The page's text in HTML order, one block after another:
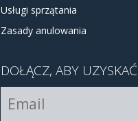
Usługi sprzątania
Zasady anulowania
DOŁĄCZ, ABY